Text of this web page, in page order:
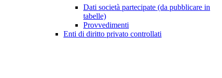
Dati società partecipate (da pubblicare in
tabelle)
Provvedimenti
Enti di diritto privato controllati